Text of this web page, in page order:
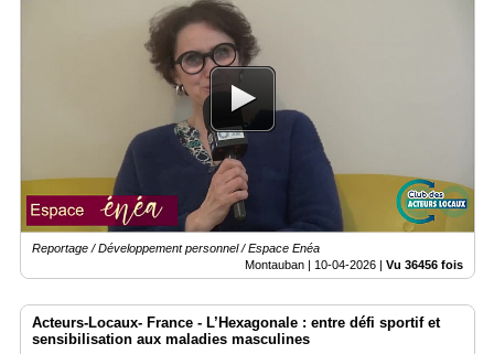
Reportage / Développement personnel / Espace Enéa
Montauban | 10-04-2026 | Vu 36456 fois
Acteurs-Locaux- France - L’Hexagonale : entre défi sportif et
sensibilisation aux maladies masculines